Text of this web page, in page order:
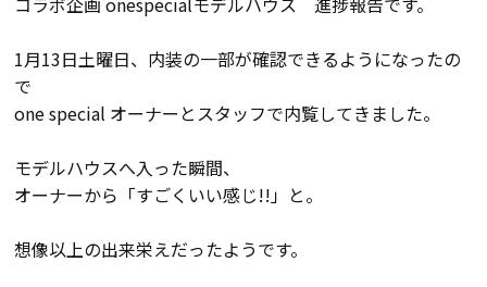
分譲モデルハウス
おすすめ分譲地
手間ひまかけた家づくり
KATSUMIの標準仕様 和暮-なごみ-
1月13日土曜日、内装の一部が確認できるようになったの
で
one special オーナーとスタッフで内覧してきました。
モデルハウスへ入った瞬間、
オーナーから「すごくいい感じ!!」と。
想像以上の出来栄えだったようです。